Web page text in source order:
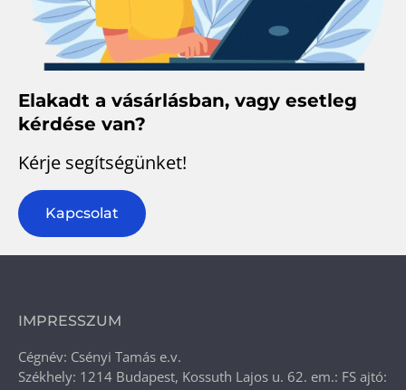
Elakadt a vásárlásban, vagy esetleg
kérdése van?
Kérje segítségünket!
Kapcsolat
IMPRESSZUM
Cégnév: Csényi Tamás e.v.
Székhely: 1214 Budapest, Kossuth Lajos u. 62. em.: FS ajtó: